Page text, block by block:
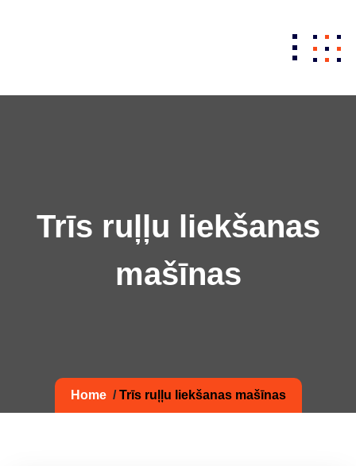
Trīs ruļļu liekšanas
mašīnas
Home/Trīs ruļļu liekšanas mašīnas